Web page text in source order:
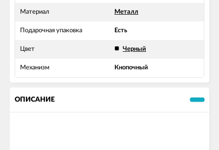
Материал Металл
Подарочная упаковка Есть
Цвет Черный
Механизм Кнопочный
ОПИСАНИЕ